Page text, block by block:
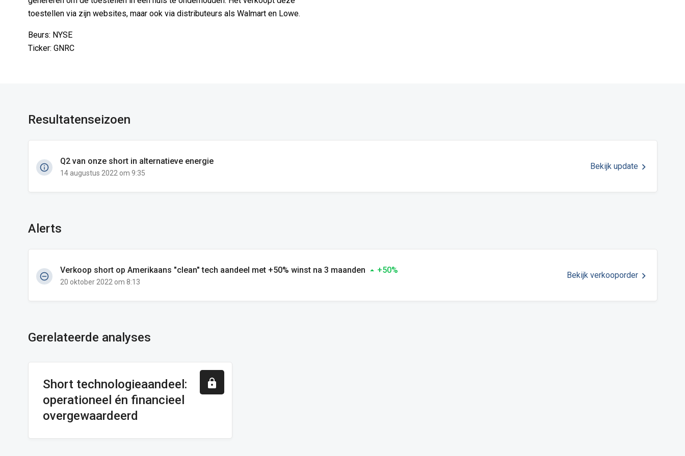
toestellen via zijn websites, maar ook via distributeurs als Walmart en Lowe.
Beurs: NYSE
Ticker: GNRC
Resultatenseizoen
Q2 van onze short in alternatieve energie
14 augustus 2022 om 9:35
Bekijk update
Alerts
Verkoop short op Amerikaans "clean" tech aandeel met +50% winst na 3 maanden +50%
20 oktober 2022 om 8:13
Bekijk verkooporder
Gerelateerde analyses
Short technologieaandeel:
operationeel én financieel
overgewaardeerd